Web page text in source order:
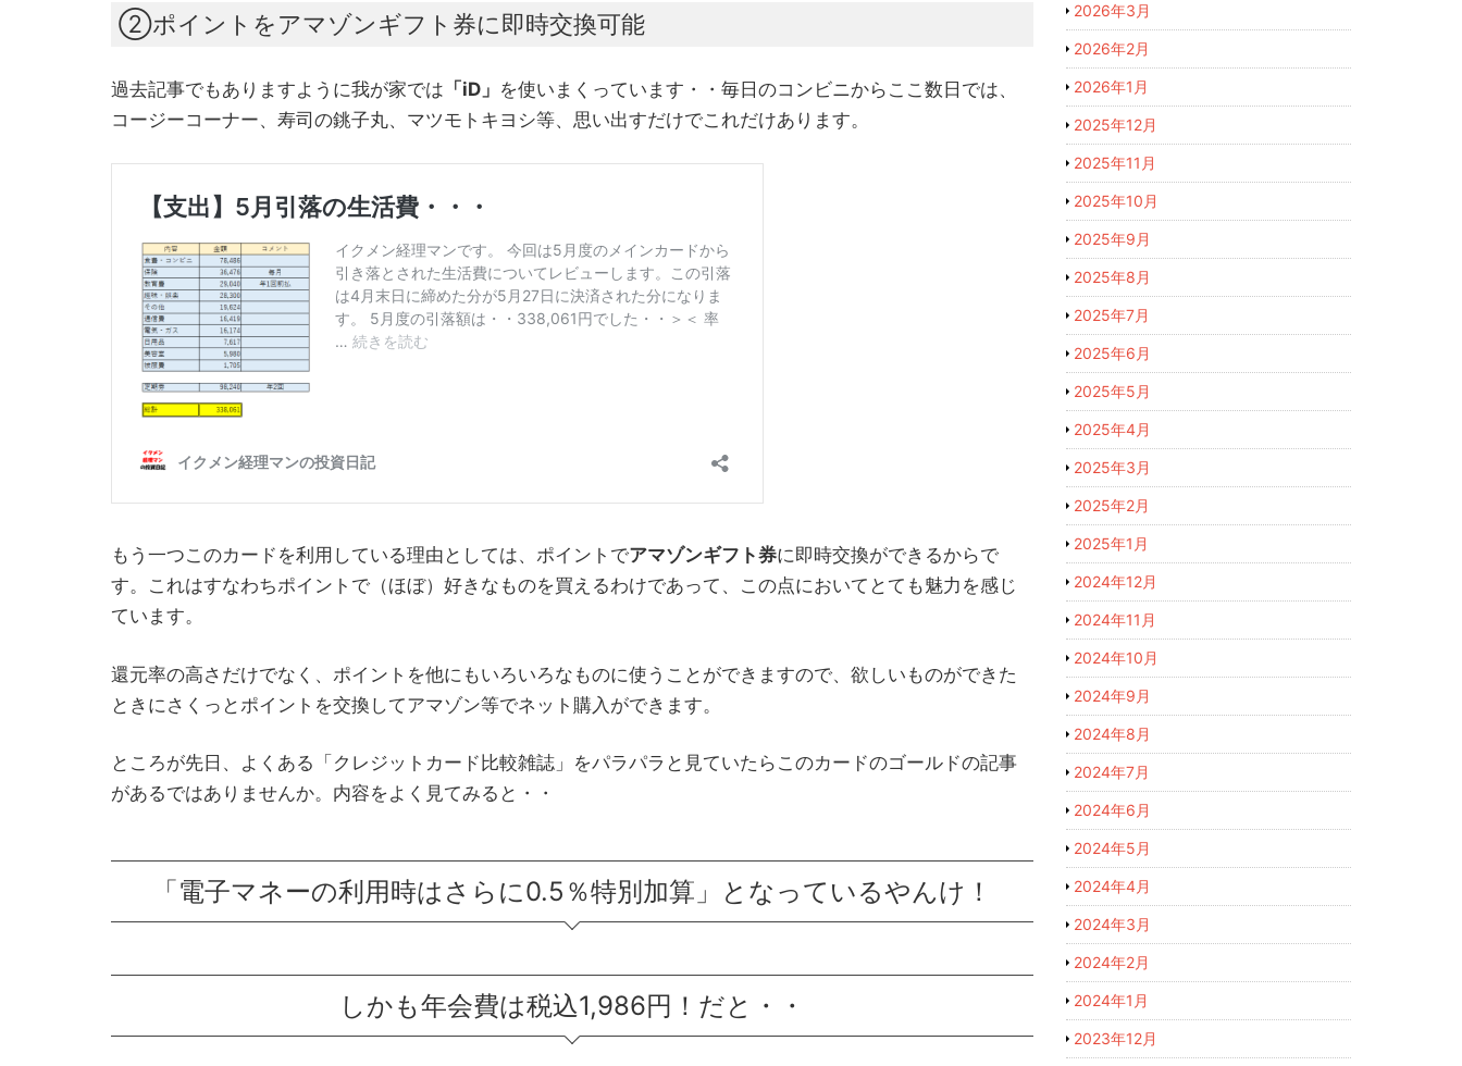
②ポイントをアマゾンギフト券に即時交換可能
過去記事でもありますように我が家では 「iD」 を使いまくっています・・毎日のコンビニからここ数日では、
コージーコーナー、寿司の銚子丸、マツモトキヨシ等、思い出すだけでこれだけあります。
もう一つこのカードを利用している理由としては、ポイントでアマゾンギフト券に即時交換ができるからで
す。これはすなわちポイントで（ほぼ）好きなものを買えるわけであって、この点においてとても魅力を感じ
ています。
還元率の高さだけでなく、ポイントを他にもいろいろなものに使うことができますので、欲しいものができた
ときにさくっとポイントを交換してアマゾン等でネット購入ができます。
ところが先日、よくある「クレジットカード比較雑誌」をパラパラと見ていたらこのカードのゴールドの記事
があるではありませんか。内容をよく見てみると・・
「電子マネーの利用時はさらに0.5％特別加算」となっているやんけ！
しかも年会費は税込1,986円！だと・・
2026年3月
2026年2月
2026年1月
2025年12月
2025年11月
2025年10月
2025年9月
2025年8月
2025年7月
2025年6月
2025年5月
2025年4月
2025年3月
2025年2月
2025年1月
2024年12月
2024年11月
2024年10月
2024年9月
2024年8月
2024年7月
2024年6月
2024年5月
2024年4月
2024年3月
2024年2月
2024年1月
2023年12月